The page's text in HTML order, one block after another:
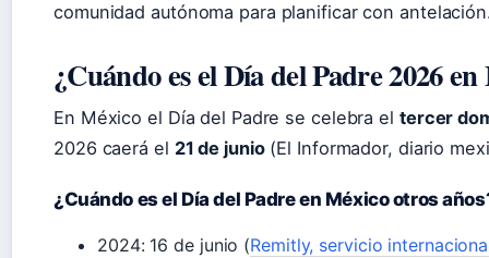
comunidad autónoma para planificar con
¿Cuándo es el Día del Padre 2026
En México el Día del Padre se celebra el tercer
2026 caerá el 21 de junio(El Informador, diario
¿Cuándo es el Día del Padre en México otros
2024: 16 de junio (Remitly, servicio